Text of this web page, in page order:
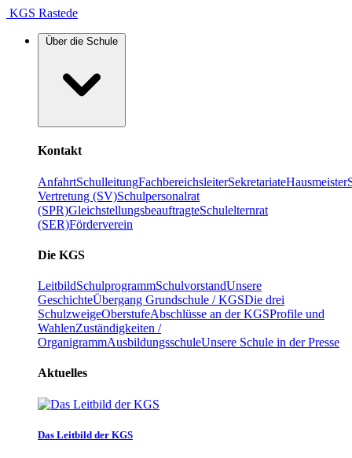
KGS Rastede
Über die Schule
Kontakt
AnfahrtSchulleitungFachbereichsleiterSekretariateHausmeister
Vertretung (SV)Schulpersonalrat
(SPR)GleichstellungsbeauftragteSchulelternrat
(SER)Förderverein
Die KGS
LeitbildSchulprogrammSchulvorstandUnsere
GeschichteÜbergang Grundschule / KGSDie drei
SchulzweigeOberstufeAbschlüsse an der KGSProfile und
WahlenZuständigkeiten /
OrganigrammAusbildungsschuleUnsere Schule in der Presse
Aktuelles
Das Leitbild der KGS